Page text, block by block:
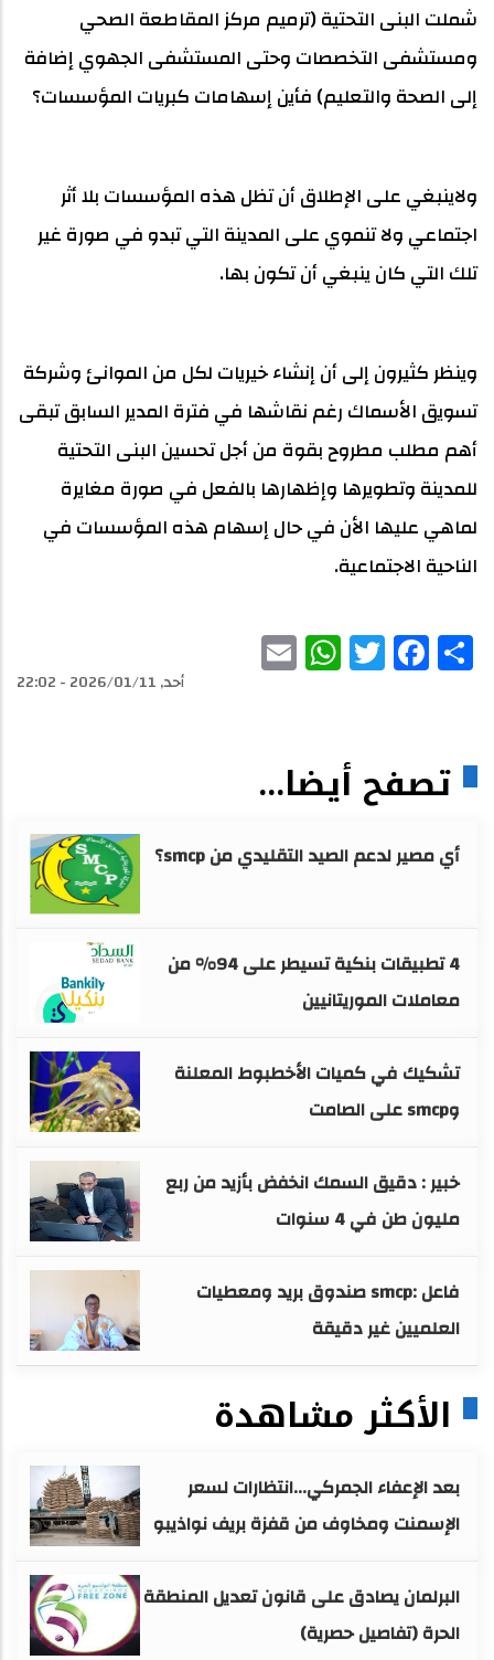
شملت البنى التحتية (ترميم مركز المقاطعة الصحي
ومستشفى التخصصات وحتى المستشفى الجهوي إضافة
إلى الصحة والتعليم) فأين إسهامات كبريات المؤسسات؟
ولاينبغي على الإطلاق أن تظل هذه المؤسسات بلا أثر
اجتماعي ولا تنموي على المدينة التي تبدو في صورة غير
تلك التي كان ينبغي أن تكون بها.
وينظر كثيرون إلى أن إنشاء خيريات لكل من الموانئ وشركة
تسويق الأسماك رغم نقاشها في فترة المدير السابق تبقى
أهم مطلب مطروح بقوة من أجل تحسين البنى التحتية
للمدينة وتطويرها وإظهارها بالفعل في صورة مغايرة
لماهي عليها الأن في حال إسهام هذه المؤسسات في
الناحية الاجتماعية.
Share
Facebook
Twitter
WhatsAppأحد, 2026/01/11 - 22:02
تصفح أيضا...
أي مصير لدعم الصيد التقليدي من smcp؟
4 تطبيقات بنكية تسيطر على 94% من
معاملات الموريتانيين
تشكيك في كميات الأخطبوط المعلنة
وsmcp على الصامت
خبير : دقيق السمك انخفض بأزيد من ربع
مليون طن في 4 سنوات
فاعل :smcp صندوق بريد ومعطيات
العلميين غير دقيقة
الأكثر مشاهدة
بعد الإعفاء الجمركي...انتظارات لسعر
الإسمنت ومخاوف من قفزة بريف نواذيبو
البرلمان يصادق على قانون تعديل المنطقة
الحرة (تفاصيل حصرية)